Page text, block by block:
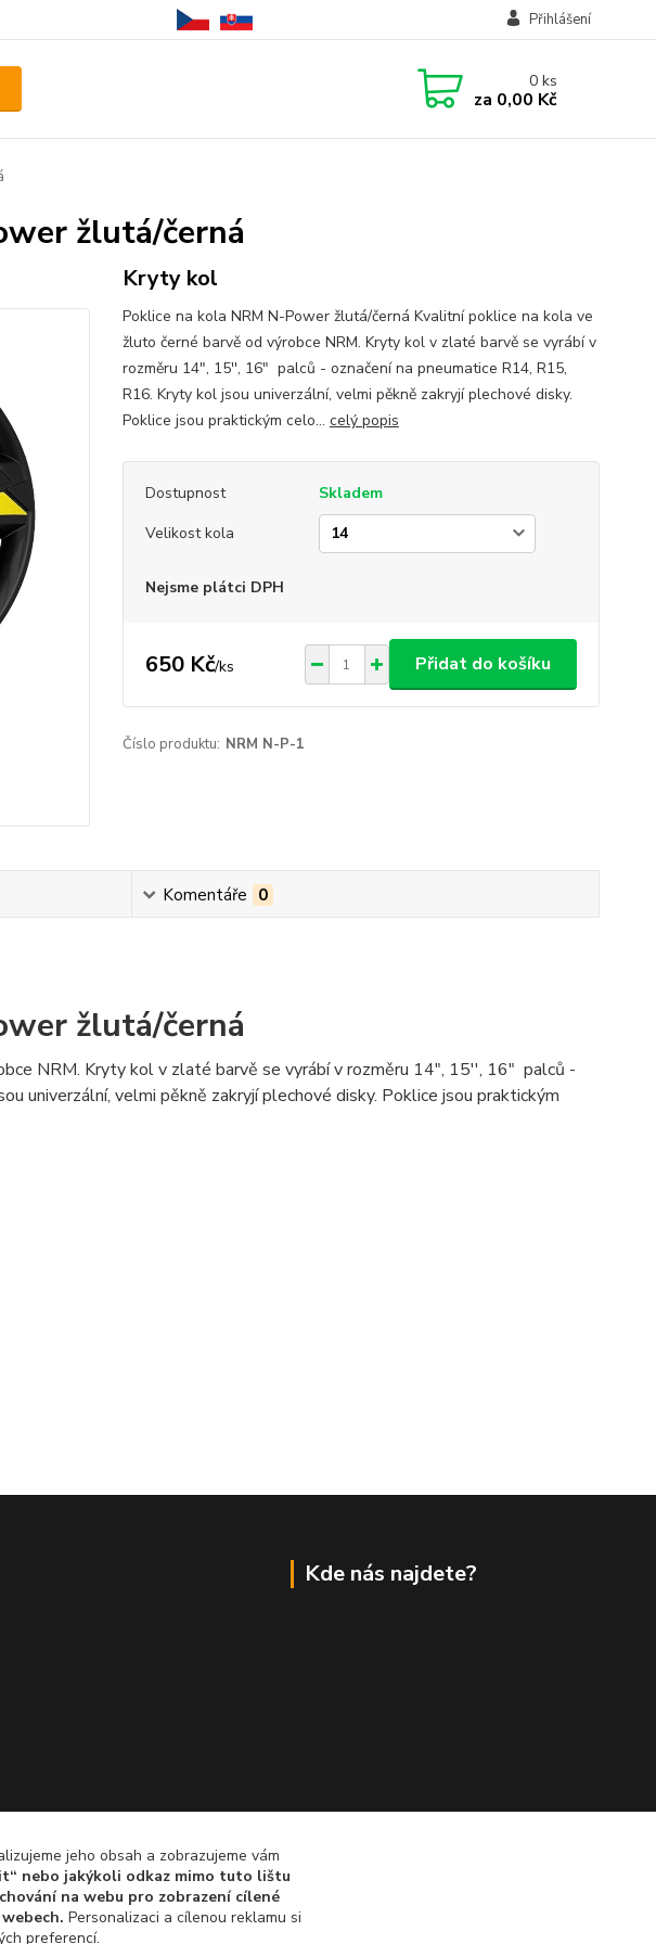
Přihlášení
0ks
za 0,00 Kč
žlutá/černá
Kryty kol
Poklice na kola NRM N-Power žlutá/černá Kvalitní poklice na kola ve
žluto černé barvě od výrobce NRM. Kryty kol v zlaté barvě se vyrábí v
rozměru 14", 15'', 16" palců - označení na pneumatice R14, R15,
R16. Kryty kol jsou univerzální, velmi pěkně zakryjí plechové disky.
Poklice jsou praktickým celo... celý popis
Dostupnost
Skladem
Velikost kola
Nejsme plátci DPH
650 Kč/ks Přidat do košíku
Číslo produktu: NRM N-P-1
Komentáře 0
žlutá/černá
NRM. Kryty kol v zlaté barvě se vyrábí v rozměru 14", 15'', 16" palců -
univerzální, velmi pěkně zakryjí plechové disky. Poklice jsou praktickým
Kde nás najdete?
jeho obsah a zobrazujeme vám
nebo jakýkoli odkaz mimo tuto lištu
na webu pro zobrazení cílené
Personalizaci a cílenou reklamu si
preferencí.